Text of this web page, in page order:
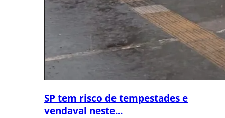
SP tem risco de tempestades e
vendaval neste...